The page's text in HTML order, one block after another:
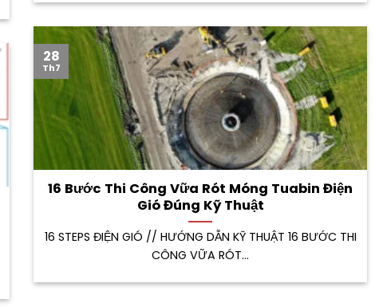
16 Bước Thi Công Vữa Rót Móng Tuabin Điện
Gió Đúng Kỹ Thuật
16 STEPS ĐIỆN GIÓ // HƯỚNG DẪN KỸ THUẬT 16 BƯỚC THI
CÔNG VỮA RÓT...
28
Th7